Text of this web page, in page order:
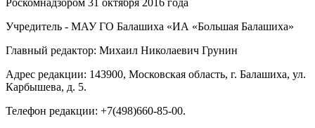
Роскомнадзором 31 октября 2016 года
Учредитель - МАУ ГО Балашиха «ИА «Большая Балашиха»
Главный редактор: Михаил Николаевич Грунин
Адрес редакции: 143900, Московская область, г. Балашиха, ул.
Карбышева, д. 5.
Телефон редакции: +7(498)660-85-00.